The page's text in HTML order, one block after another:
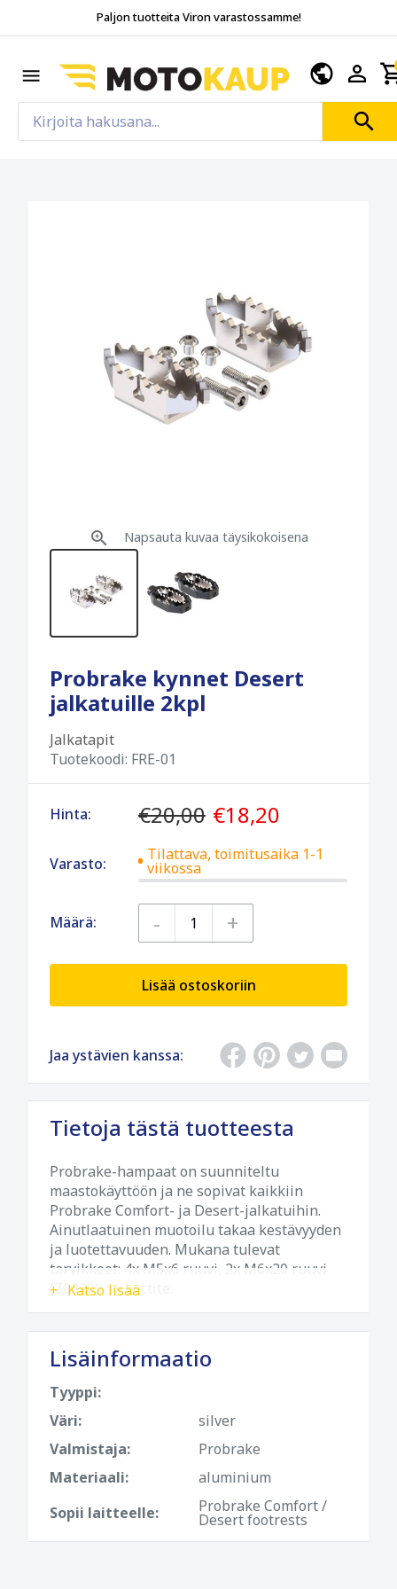
Paljon tuotteita Viron varastossamme!
Napsauta kuvaa täysikokoisena
Probrake kynnet Desert
jalkatuille 2kpl
Jalkatapit
Tuotekoodi: FRE-01
Hinta: €20,00 €18,20
Varasto:
Tilattava, toimitusaika 1-1
viikossa
Määrä: - +
Lisää ostoskoriin
Jaa ystävien kanssa:
Tietoja tästä tuotteesta
Probrake-hampaat on suunniteltu
maastokäyttöön ja ne sopivat kaikkiin
Probrake Comfort- ja Desert-jalkatuihin.
Ainutlaatuinen muotoilu takaa kestävyyden
ja luotettavuuden. Mukana tulevat
tarvikkeet: 4x M5x6 ruuvi, 2x M6x20 ruuvi
(Z0320), 1x Loctite.
Katso lisää
Lisäinformaatio
Tyyppi:
Väri:
silver
Valmistaja:
Probrake
Materiaali:
aluminium
Sopii laitteelle:
Probrake Comfort /
Desert footrests